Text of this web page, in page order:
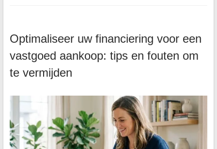
Optimaliseer uw financiering voor een
vastgoed aankoop: tips en fouten om
te vermijden